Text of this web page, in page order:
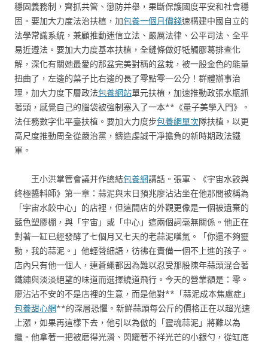
穩固義務制，齊抓共管、懲防并舉，果斷保護國度平安和社會穩
固。要加大力度法治扶植，加包養一個月價錢速構建中國自立的
法學常識系統，兼顧推動迷信立法、嚴厲法律、公平司法、全平
易近遵法。要加大力度基本扶植，全鏈條做好牴觸膠葛排查化
解，深化有關她最愛的那盆完美對稱的盆栽，被一股金色的能量
扭曲了，左邊的葉子比右邊的長了零點零一公分！群體辦事治
理，加大力度下層政法包養網站單元扶植，加速推動政張水瓶抓
著頭，感覺自己的腦袋被強制塞入了一本**《量子美學入門》。
法任務數字化平臺扶植。要加大力度步包養網單次隊扶植，以更
高尺度推動周全從嚴治黨，鑄造虔誠干凈擔負的新時期政法鐵
軍。
王小洪掌管會議并作總結包養網講話。張軍、《宇宙水餃與
終極醬料師》第一章：蒜泥與末日預兆廖沾沾坐在他那間被稱為
「宇宙水餃中心」的店裡，但這間店的外觀更像是一個被遺棄的
藍色塑膠棚，與「宇宙」或「中心」這兩個詞毫無關係。他正在
對著一缸已經發酵了七個月又七天的老蒜泥嘆氣。「你還不夠靈
動，我的蒜泥。」他輕聲細語，彷彿在責備一個不上進的孩子。
店內只有他一個人，連蒼蠅都因為難以忍受那股陳年蒜頭混合著
鐵鏽與淡淡絕望的味道而選擇繞道飛行。今天的營業額是：零。
廖沾沾不安的不是店裡的生意，而是他對**「蒜泥成本焦慮症」
包養甜心網**的深層恐懼。新鮮蒜頭每公斤的價格正在以超光速
上漲，如果再這樣下去，他引以為傲的「靈魂蒜泥」將難以為
繼。他拿著一把被磨得光滑、閃耀著不祥光芒的小銀勺，從缸底